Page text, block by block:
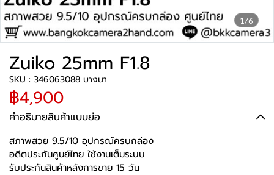
1/6
Zuiko 25mm F1.8
SKU : 346063088 บางนา
฿4,900
คำอธิบายสินค้าแบบย่อ
สภาพสวย 9.5/10 อุปกรณ์ครบกล่อง
อดีตประกันศูนย์ไทย ใช้งานเต็มระบบ
รับประกันสินค้าหลังการขาย 15 วัน